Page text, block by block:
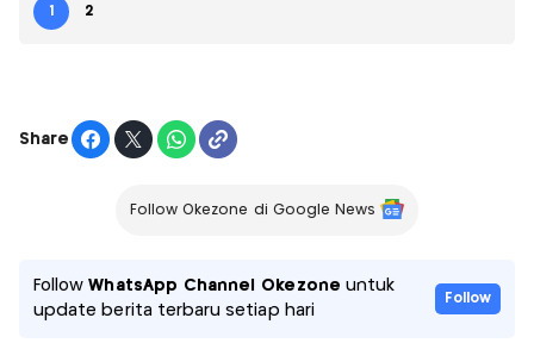
1 2
Share
Follow Okezone di Google News
FollowWhatsApp Channel Okezone untuk
update berita terbaru setiap hari
Follow